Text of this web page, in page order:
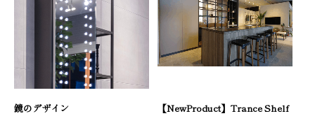
鏡のデザイン
【NewProduct】Trance Shelf